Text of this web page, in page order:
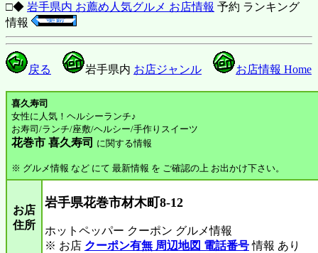
□◆ 岩手県内 お薦め人気グルメ お店情報 予約 ランキング
情報
戻る 岩手県内 お店ジャンル お店情報 Home
喜久寿司
女性に人気！ヘルシーランチ♪
お寿司/ランチ/座敷/ヘルシー/手作りスイーツ
花巻市 喜久寿司 に関する情報
※ グルメ情報 など にて 最新情報 を ご確認の上 お出かけ下さい。
お店
住所
岩手県花巻市材木町8-12
ホットペッパー クーポン グルメ情報
※ お店 クーポン有無 周辺地図 電話番号情報 あり